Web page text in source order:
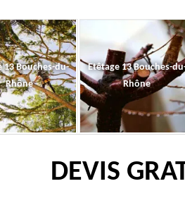
13 Bouches-du-
Rhône
Etêtage 13 Bouches-
Rhône
DEVIS